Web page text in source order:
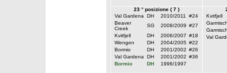
23 ° posizione ( 7 )
Val Gardena
DH 2010/2011
#24
Beaver
Creek
SG 2008/2009 #27
Kvitfjell
DH 2006/2007 #18
Wengen
DH 2004/2005 #22
Bormio
DH 2001/2002 #26
Val Gardena
DH 2001/2002 #36
Bormio
DH 1996/1997
Kvitfjell
Val